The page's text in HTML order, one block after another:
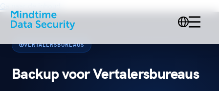
Ga naar de inhoud
VERTALERSBUREAUS
Backup voor Vertalersbureaus